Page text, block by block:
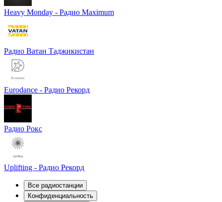
Heavy Monday - Радио Maximum
Радио Ватан Таджикистан
Eurodance - Радио Рекорд
Радио Рокс
Uplifting - Радио Рекорд
Все радиостанции
Конфиденциальность